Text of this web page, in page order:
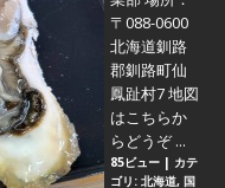
〒088-0600
北海道釧路
郡釧路町仙
鳳趾村7 地図
はこちらか
らどうぞ ...
85ビュー | カテ
ゴリ: 北海道, 国